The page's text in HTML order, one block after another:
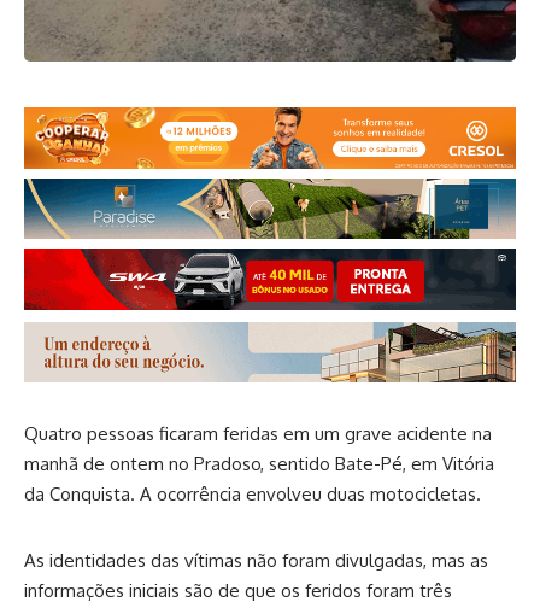
Quatro pessoas ficaram feridas em um grave acidente na
manhã de ontem no Pradoso, sentido Bate-Pé, em Vitória
da Conquista. A ocorrência envolveu duas motocicletas.
As identidades das vítimas não foram divulgadas, mas as
informações iniciais são de que os feridos foram três